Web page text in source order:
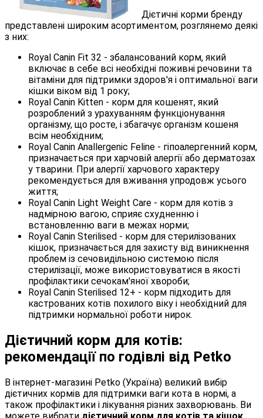
Дієтичні корми бренду
представлені широким асортиментом, розглянемо деякі
з них:
Royal Canin Fit 32 - збалансований корм, який
включає в себе всі необхідні поживні речовини та
вітаміни для підтримки здоров'я і оптимальної ваги
кішки віком від 1 року;
Royal Canin Kitten - корм для кошенят, який
розроблений з урахуванням функціонування
організму, що росте, і збагачує організм кошеня
всім необхідним;
Royal Canin Anallergenic Feline - гіпоалергенний корм,
призначається при харчовій алергії або дерматозах
у тварини. При алергії харчового характеру
рекомендується для вживання упродовж усього
життя;
Royal Canin Light Weight Care - корм для котів з
надмірною вагою, сприяє схудненню і
встановленню ваги в межах норми;
Royal Canin Sterilised - корм для стерилізованих
кішок, призначається для захисту від виникнення
проблем із сечовидільною системою після
стерилізації, може використовуватися в якості
профілактики сечокам'яної хвороби;
Royal Canin Sterilised 12+ - корм підходить для
кастрованих котів похилого віку і необхідний для
підтримки нормальної роботи нирок.
Дієтичний корм для котів:
рекомендації по годівлі від Petko
В інтернет-магазині Petko (Україна) великий вибір
дієтичних кормів для підтримки ваги кота в нормі, а
також профілактики і лікування різних захворювань. Ви
можете вибрати дієтичний корм для котів та кішок,